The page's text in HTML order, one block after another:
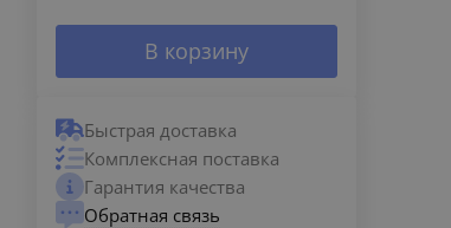
В корзину
Быстрая доставка
Комплексная поставка
Гарантия качества
Обратная связь